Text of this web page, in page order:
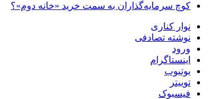
کوچ سرمایه‌گذاران به سمت خرید «خانه دوم»؟
نوار کناری
نوشته تصادفی
ورود
اینستاگرام
یوتیوب
توییتر
فیسبوک